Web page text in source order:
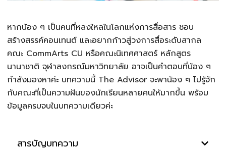
หากน้อง ๆ เป็นคนที่หลงใหลในโลกแห่งการสื่อสาร ชอบ
สร้างสรรค์คอนเทนต์ และอยากก้าวสู่วงการสื่อระดับสากล
คณะ CommArts CU หรือคณะนิเทศศาสตร์ หลักสูตร
นานาชาติ จุฬาลงกรณ์มหาวิทยาลัย อาจเป็นคำตอบที่น้อง ๆ
กำลังมองหาค่ะ บทความนี้ The Advisor จะพาน้อง ๆ ไปรู้จัก
กับคณะที่เป็นความฝันของนักเรียนหลายคนให้มากขึ้น พร้อม
ข้อมูลครบจบในบทความเดียวค่ะ
สารบัญบทความ